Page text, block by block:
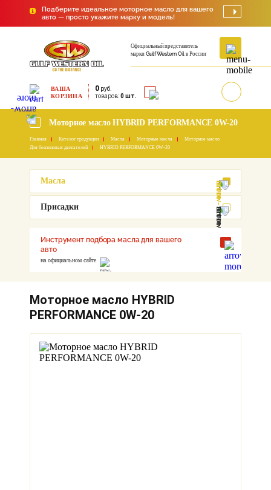
Подберите идеальное моторное масло для вашего
авто — просто укажите марку и модель!
Официальный представитель
марки Gulf Western Oil в России
ВАША
КОРЗИНА
0 руб.
товаров:0 шт.
Моторное масло HYBRID PERFORMANCE 0W-20
Главная Каталог продукции Масла
Моторные масла
Для бензиновых двигателей
Моторное масло
HYBRID PERFORMANCE 0W-20
Масла
Присадки
Инструмент подбора масла для вашего
авто
на официальном сайте
Моторное масло HYBRID
PERFORMANCE 0W-20